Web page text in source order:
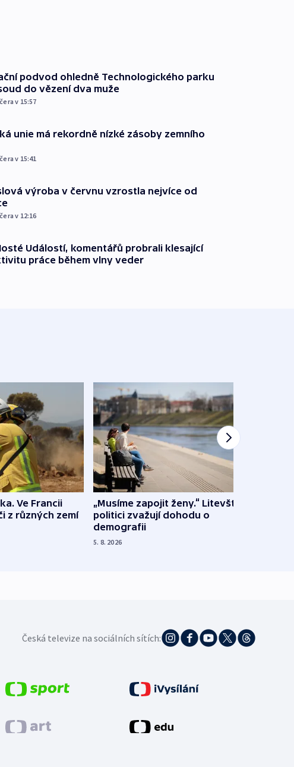
podvod ohledně Technologického parku
do vězení dva muže
v 15:57
unie má rekordně nízké zásoby zemního
v 15:41
výroba v červnu vzrostla nejvíce od
v 12:16
Událostí, komentářů probrali klesající
práce během vlny veder
Ve Francii
z různých zemí
„Musíme zapojit ženy.“ Litevští
politici zvažují dohodu o
demografii
5. 8. 2026
Česká televize na sociálních sítích: